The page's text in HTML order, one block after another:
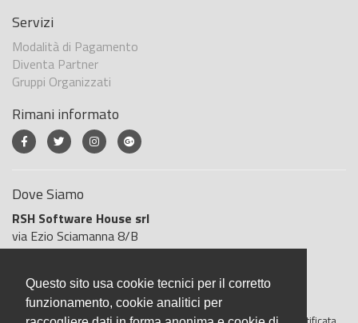
Questo sito usa cookie tecnici per il corretto
funzionamento, cookie analitici per
Servizi
Modalità di Pagamento
Diventa Partner
Gruppi Organizzati
Rimani informato
Dove Siamo
RSH Software House srl
via Ezio Sciamanna 8/B
00168 Roma
Italia